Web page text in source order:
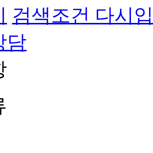
검색조건 다시
담